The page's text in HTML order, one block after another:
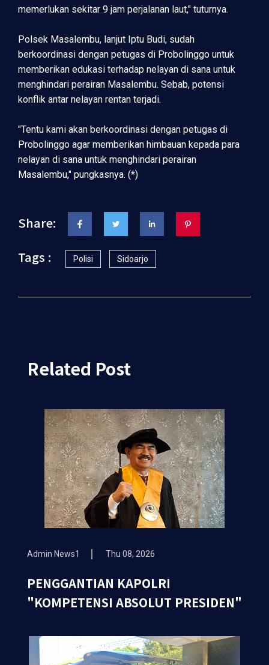
memerlukan sekitar 9 jam perjalanan laut," tuturnya.
Polsek Masalembu, lanjut Iptu Budi, sudah
berkoordinasi dengan petugas di Probolinggo untuk
memberikan edukasi terhadap nelayan di sana untuk
menghindari perairan Masalembu. Sebab, potensi
konflik antar nelayan rentan terjadi.
"Tentu kami akan berkoordinasi dengan petugas di
Probolinggo agar memberikan himbauan kepada para
nelayan di sana untuk menghindari perairan
Masalembu," pungkasnya. (*)
Share:
Tags :
Polisi Sidoarjo
Related Post
Admin News1 Thu 08, 2026
PENGGANTIAN KAPOLRI
"KOMPETENSI ABSOLUT PRESIDEN"